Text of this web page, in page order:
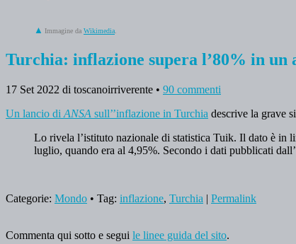
Immagine da Wikimedia
Turchia: inflazione supera l’80% in un
17 Set 2022 di toscanoirriverente • 90 commenti
Un lancio di ANSA sull’’inflazione in Turchia descrive la grave
Lo rivela l’istituto nazionale di statistica Tuik. Il dato è in
luglio, quando era al 4,95%. Secondo i dati pubblicati
Categorie: Mondo • Tag: inflazione, Turchia | Permalink
Commenta qui sotto e segui le linee guida del sito.